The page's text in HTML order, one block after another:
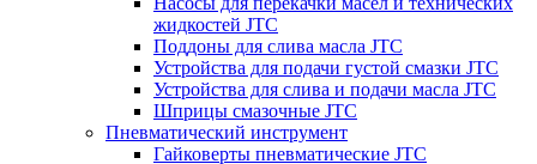
жидкостей JTC
Поддоны для слива масла JTC
Устройства для подачи густой смазки JTC
Устройства для слива и подачи масла JTC
Шприцы смазочные JTC
Пневматический инструмент
Гайковерты пневматические JTC